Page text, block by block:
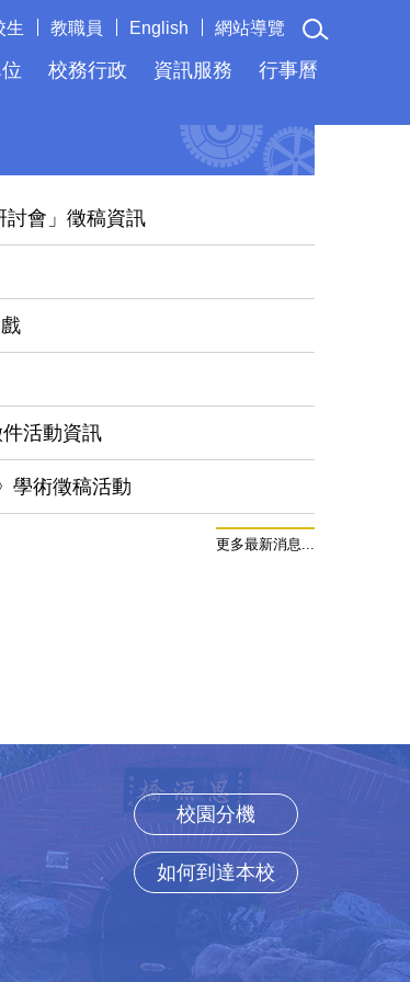
校務行政 資訊服務 行事曆
生 教職員 English 網站導覽
討會」徵稿資訊
活動資訊
學術徵稿活動
更多最新消息...
校園分機
如何到達本校